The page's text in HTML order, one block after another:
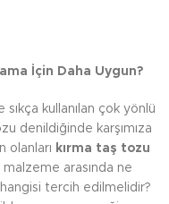
İçin Daha Uygun?
kullanılan çok yönlü
denildiğinde karşımıza
olanları kırma taş tozu
malzeme arasında ne
tercih edilmelidir?